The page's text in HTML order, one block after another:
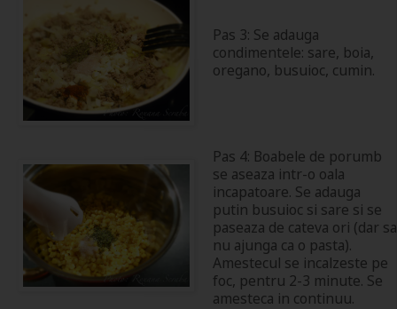
Pas 3: Se adauga
condimentele: sare, boia,
oregano, busuioc, cumin.
Pas 4: Boabele de porumb
se aseaza intr-o oala
incapatoare. Se adauga
putin busuioc si sare si se
paseaza de cateva ori (dar sa
nu ajunga ca o pasta).
Amestecul se incalzeste pe
foc, pentru 2-3 minute. Se
amesteca in continuu.